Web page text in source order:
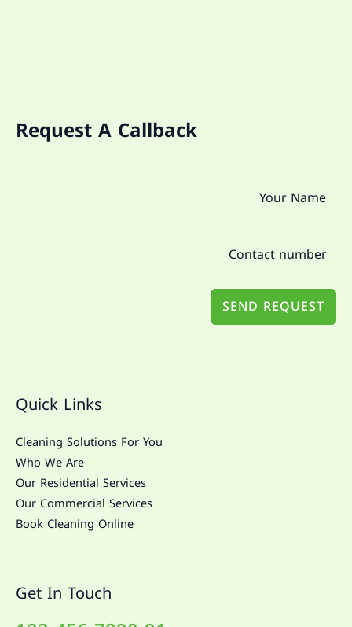
Request A Callback
SEND REQUEST
Quick Links
Cleaning Solutions For You
Who We Are
Our Residential Services
Our Commercial Services
Book Cleaning Online
Get In Touch